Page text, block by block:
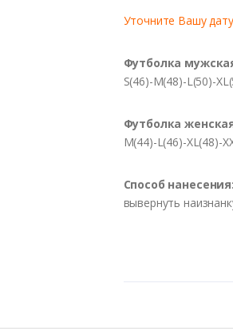
Уточните Вашу
Футболка
S(46)-M(48)-L(50)-
Футболка
M(44)-L(46)-XL(48)-
Способ нанесения:
вывернуть